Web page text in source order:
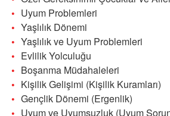
Uyum Problemleri
Yaşlılık Dönemi
Yaşlılık ve Uyum Problemleri
Evlilik Yolculuğu
Boşanma Müdahaleleri
Kişilik Gelişimi (Kişilik Kuramları)
Gençlik Dönemi (Ergenlik)
Uyum ve Uyumsuzluk (Uyum